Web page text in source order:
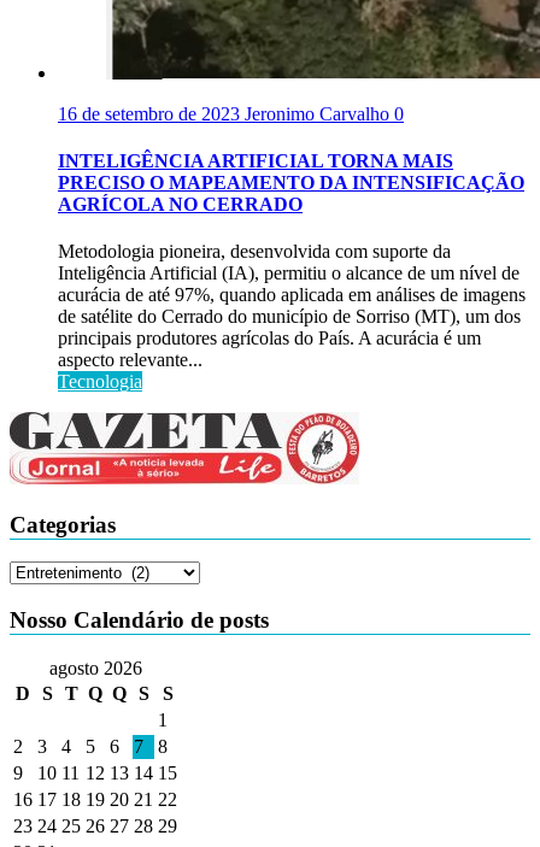
16 de setembro de 2023 Jeronimo Carvalho 0
INTELIGÊNCIA ARTIFICIAL TORNA MAIS
PRECISO O MAPEAMENTO DA INTENSIFICAÇÃO
AGRÍCOLA NO CERRADO
Metodologia pioneira, desenvolvida com suporte da
Inteligência Artificial (IA), permitiu o alcance de um nível de
acurácia de até 97%, quando aplicada em análises de imagens
de satélite do Cerrado do município de Sorriso (MT), um dos
principais produtores agrícolas do País. A acurácia é um
aspecto relevante...
Tecnologia
Categorias
Categorias
Nosso Calendário de posts
agosto 2026
D
S T Q Q S
S
1
2
3 4 5 6 7
8
9
10 11 12 13 14 15
16 17 18 19 20 21 22
23 24 25 26 27 28 29